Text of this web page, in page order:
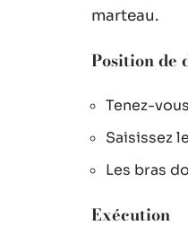
marteau.
Position de
Tenez-
Saisissez
Les bras
Exécution